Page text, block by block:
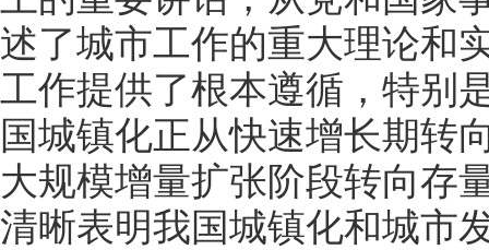
述了城市工作的重大理论和
工作提供了根本遵循，特别
国城镇化正从快速增长期转
大规模增量扩张阶段转向存
清晰表明我国城镇化和城市